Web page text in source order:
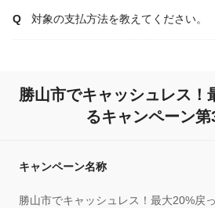
対象の支払方法を教えてください。
勝山市でキャッシュレス！
るキャンペーン
キャンペーン名称
勝山市でキャッシュレス！最大20%戻